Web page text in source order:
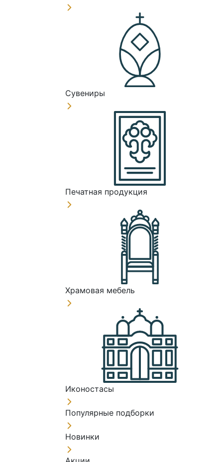
Сувениры
Печатная продукция
Храмовая мебель
Иконостасы
Популярные подборки
Новинки